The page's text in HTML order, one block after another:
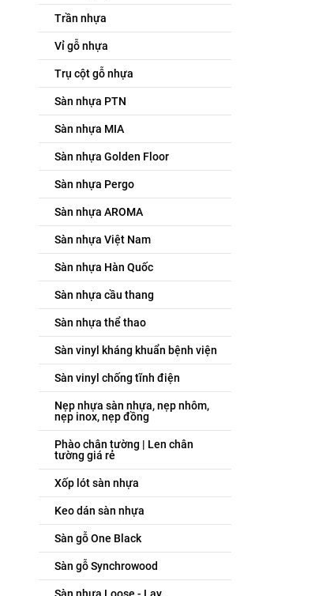
Trần nhựa
Vỉ gỗ nhựa
Trụ cột gỗ nhựa
Sàn nhựa PTN
Sàn nhựa MIA
Sàn nhựa Golden Floor
Sàn nhựa Pergo
Sàn nhựa AROMA
Sàn nhựa Việt Nam
Sàn nhựa Hàn Quốc
Sàn nhựa cầu thang
Sàn nhựa thể thao
Sàn vinyl kháng khuẩn bệnh viện
Sàn vinyl chống tĩnh điện
Nẹp nhựa sàn nhựa, nẹp nhôm,
nẹp inox, nẹp đồng
Phào chân tường | Len chân
tường giá rẻ
Xốp lót sàn nhựa
Keo dán sàn nhựa
Sàn gỗ One Black
Sàn gỗ Synchrowood